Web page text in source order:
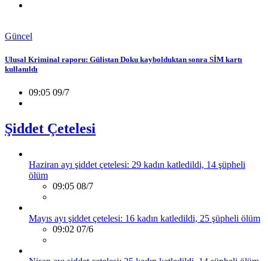
Güncel
Ulusal Kriminal raporu: Gülistan Doku kaybolduktan sonra SİM kartı
kullanıldı
09:05 09/7
Şiddet Çetelesi
Haziran ayı şiddet çetelesi: 29 kadın katledildi, 14 şüpheli
ölüm
09:05 08/7
Mayıs ayı şiddet çetelesi: 16 kadın katledildi, 25 şüpheli ölüm
09:02 07/6